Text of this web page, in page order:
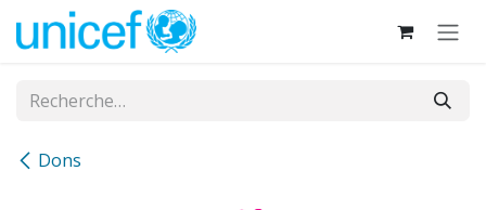
Se rendre au contenu
Dons